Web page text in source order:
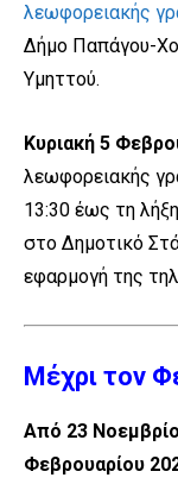
λεωφορειακής
Δήμο Παπάγου-
Υμηττού.
Κυριακή 5
λεωφορειακής
13:30 έως τη
στο Δημοτικό
εφαρμογή της
Μέχρι τον
Από 23
Φεβρουαρίου